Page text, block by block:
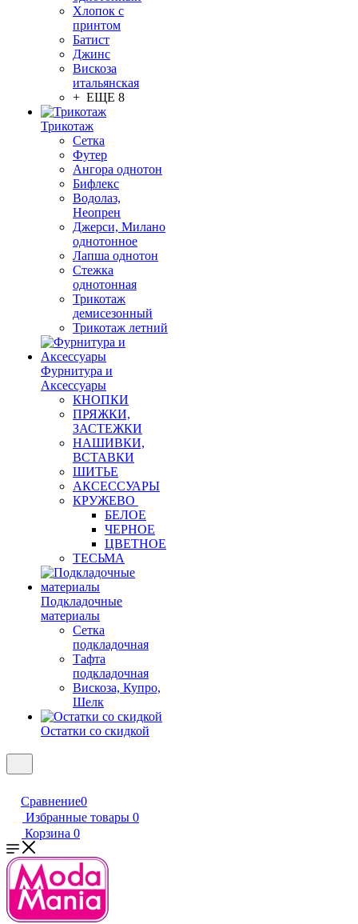
Хлопок с
принтом
Батист
Джинс
Вискоза
итальянская
+ ЕЩЕ 8
Трикотаж
Сетка
Футер
Ангора однотон
Бифлекс
Водолаз,
Неопрен
Джерси, Милано
однотонное
Лапша однотон
Стежка
однотонная
Трикотаж
демисезонный
Трикотаж летний
Фурнитура и
Аксессуары
КНОПКИ
ПРЯЖКИ,
ЗАСТЕЖКИ
НАШИВКИ,
ВСТАВКИ
ШИТЬЕ
АКСЕССУАРЫ
КРУЖЕВО
БЕЛОЕ
ЧЕРНОЕ
ЦВЕТНОЕ
ТЕСЬМА
Подкладочные
материалы
Сетка
подкладочная
Тафта
подкладочная
Вискоза, Купро,
Шелк
Остатки со скидкой
Сравнение0
Избранные товары 0
Корзина 0